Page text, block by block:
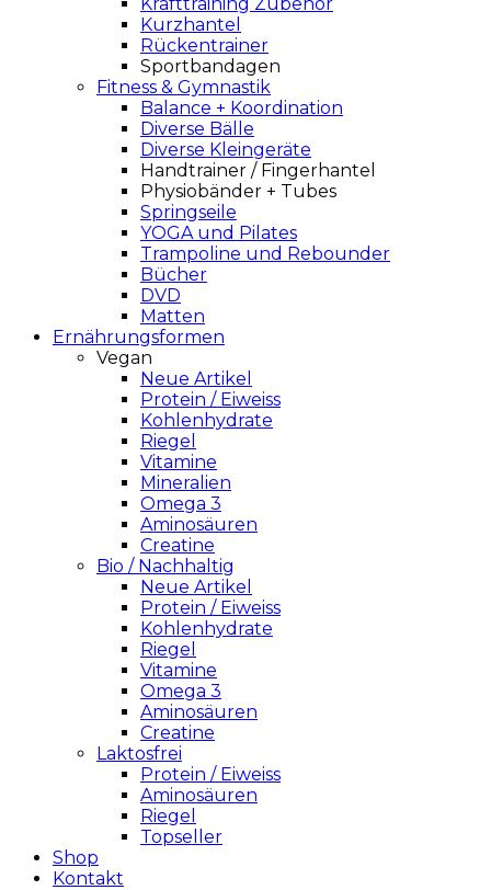
Kurzhantel
Rückentrainer
Sportbandagen
Fitness & Gymnastik
Balance + Koordination
Diverse Bälle
Diverse Kleingeräte
Handtrainer / Fingerhantel
Physiobänder + Tubes
Springseile
YOGA und Pilates
Trampoline und Rebounder
Bücher
DVD
Matten
Ernährungsformen
Vegan
Neue Artikel
Protein / Eiweiss
Kohlenhydrate
Riegel
Vitamine
Mineralien
Omega 3
Aminosäuren
Creatine
Bio / Nachhaltig
Neue Artikel
Protein / Eiweiss
Kohlenhydrate
Riegel
Vitamine
Omega 3
Aminosäuren
Creatine
Laktosfrei
Protein / Eiweiss
Aminosäuren
Riegel
Topseller
Shop
Kontakt